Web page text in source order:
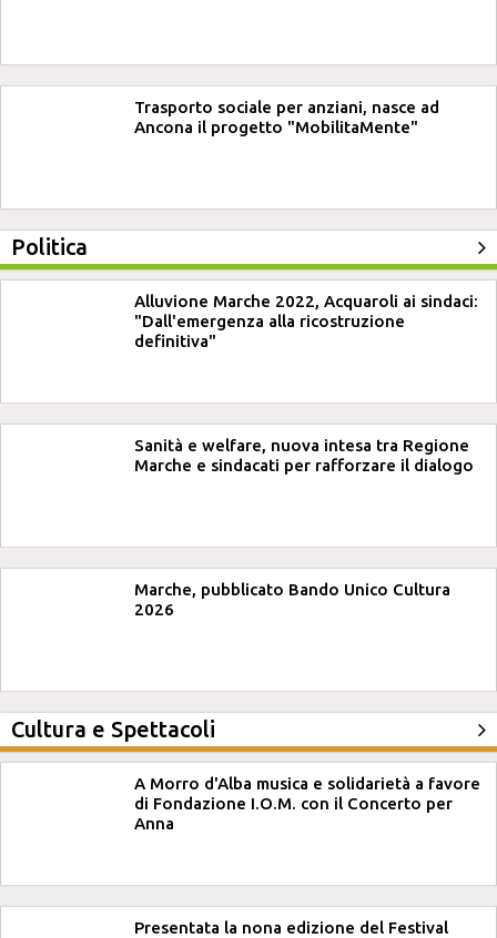
Trasporto sociale per anziani, nasce ad
Ancona il progetto "MobilitaMente"
Politica
Alluvione Marche 2022, Acquaroli ai sindaci:
"Dall'emergenza alla ricostruzione
definitiva"
Sanità e welfare, nuova intesa tra Regione
Marche e sindacati per rafforzare il dialogo
Marche, pubblicato Bando Unico Cultura
2026
Cultura e Spettacoli
A Morro d'Alba musica e solidarietà a favore
di Fondazione I.O.M. con il Concerto per
Anna
Presentata la nona edizione del Festival